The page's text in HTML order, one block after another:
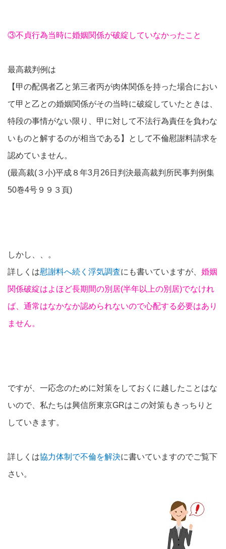
③不貞行為当時に婚姻関係が破綻していなかったこと
最高裁判例は
【甲の配偶者乙と第三者丙が肉体関係を持った場合におい
て甲と乙との婚姻関係がその当時に破綻 していたときは、
特段の事情がない限り、甲に対して不法行為責任を負わな
いものと解するのが相当である】として不倫慰謝料請求を
認めていません。
(最高裁(３小)平成８年3月26日判決最高裁判所民事判例集
50巻4号９９３頁)
しかし、、。
詳しくは慰謝料へ続く浮気調査にも書いていますが、 婚姻
関係破綻はよほど長期間の別居(半年以上の別居)でなけれ
ば、通常はなかなか認められないので心配する必要はあり
ません。
ですが、一応念のために対策をしておくに越したことはな
いので、私たちは興信所東京GRはこの対策もきっちりと
していきます。
詳しくは協力体制で不倫を解決に書いていますのでご覧下
さい。